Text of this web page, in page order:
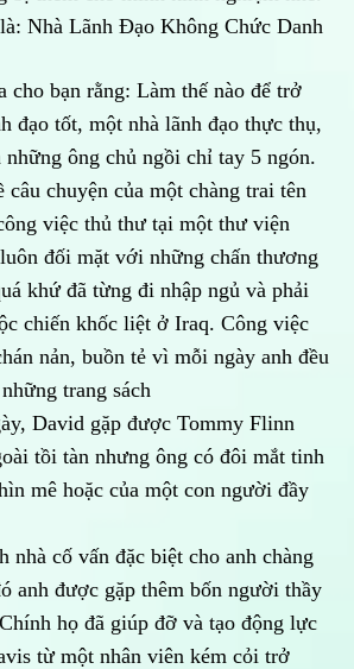
Nhà Lãnh Đạo Không Chức Danh
cho bạn rằng: Làm thế nào để trở
đạo tốt, một nhà lãnh đạo thực thụ,
ông chủ ngồi chỉ tay 5 ngón.
câu chuyện của một chàng trai tên
việc thủ thư tại một thư viện
đối mặt với những chấn thương
khứ đã từng đi nhập ngủ và phải
chiến khốc liệt ở Iraq. Công việc
nản, buồn tẻ vì mỗi ngày anh đều
trang sách
David gặp được Tommy Flinn
tồi tàn nhưng ông có đôi mắt tinh
mê hoặc của một con người đầy
nhà cố vấn đặc biệt cho anh chàng
anh được gặp thêm bốn người thầy
họ đã giúp đỡ và tạo động lực
từ một nhân viên kém cỏi trở